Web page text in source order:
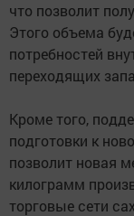
что позволит
Этого объема
потребностей
переходящих
Кроме того,
подготовки к
позволит новая
килограмм
торговые сети